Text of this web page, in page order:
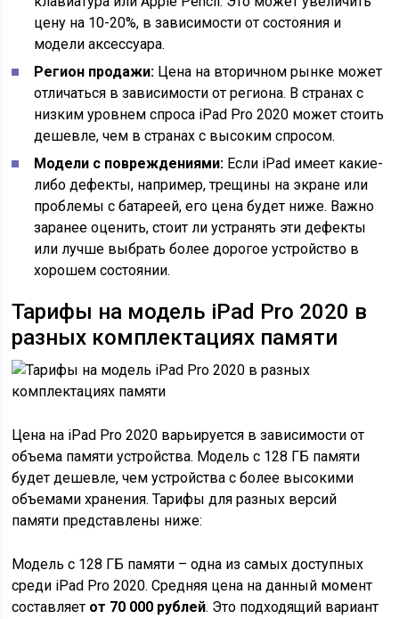
цену на 10-20%, в зависимости от состояния и
модели аксессуара.
Регион продажи: Цена на вторичном рынке может
отличаться в зависимости от региона. В странах с
низким уровнем спроса iPad Pro 2020 может стоить
дешевле, чем в странах с высоким спросом.
Модели с повреждениями: Если iPad имеет какие-
либо дефекты, например, трещины на экране или
проблемы с батареей, его цена будет ниже. Важно
заранее оценить, стоит ли устранять эти дефекты
или лучше выбрать более дорогое устройство в
хорошем состоянии.
Тарифы на модель iPad Pro 2020 в
разных комплектациях памяти
Цена на iPad Pro 2020 варьируется в зависимости от
объема памяти устройства. Модель с 128 ГБ памяти
будет дешевле, чем устройства с более высокими
объемами хранения. Тарифы для разных версий
памяти представлены ниже:
Модель с 128 ГБ памяти – одна из самых доступных
среди iPad Pro 2020. Средняя цена на данный момент
составляет от 70 000 рублей. Это подходящий вариант